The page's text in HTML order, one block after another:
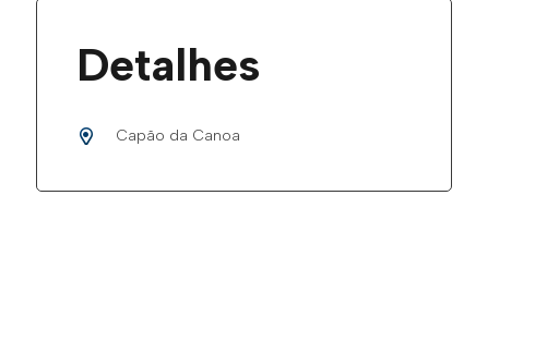
Detalhes
Capão da Canoa